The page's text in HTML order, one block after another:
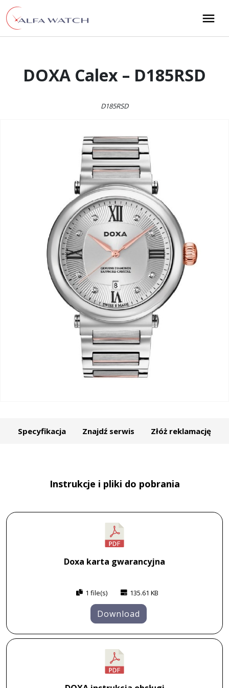
Przejdź do treści
Main Navigation
DOXA Calex – D185RSD
D185RSD
Specyfikacja Znajdź serwis Złóż reklamację
Instrukcje i pliki do pobrania
Doxa karta gwarancyjna
1 file(s) 135.61 KB
Download